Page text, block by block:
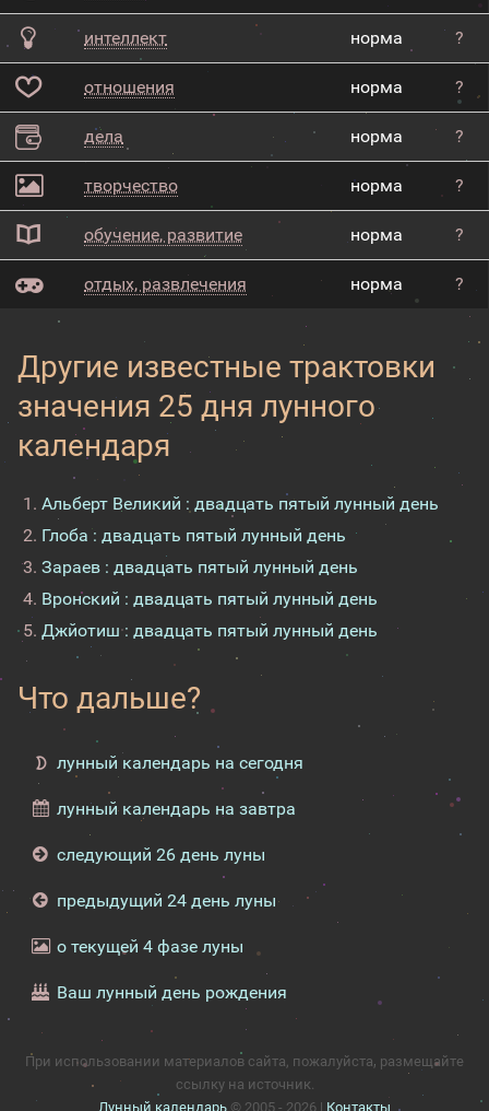
интеллект норма ?
отношения норма ?
дела норма ?
творчество норма ?
обучение, развитие норма ?
отдых, развлечения норма ?
Другие известные трактовки
значения 25 дня лунного
календаря
Альберт Великий : двадцать пятый лунный день
Глоба : двадцать пятый лунный день
Зараев : двадцать пятый лунный день
Вронский : двадцать пятый лунный день
Джйотиш : двадцать пятый лунный день
Что дальше?
лунный календарь на сегодня
лунный календарь на завтра
следующий 26 день луны
предыдущий 24 день луны
о текущей 4 фазе луны
Ваш лунный день рождения
При использовании материалов сайта, пожалуйста, размещайте
ссылку на источник.
Лунный календарь © 2005 - 2026 | Контакты